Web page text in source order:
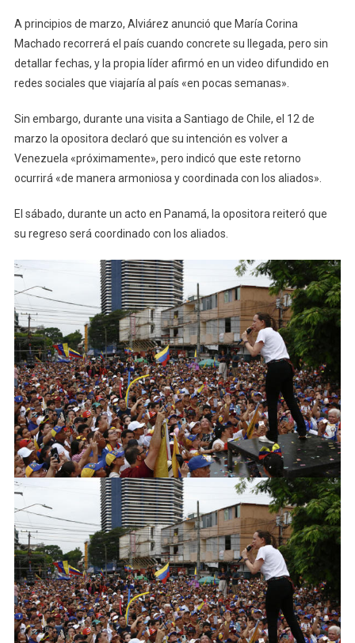
A principios de marzo, Alviárez anunció que María Corina
Machado recorrerá el país cuando concrete su llegada, pero sin
detallar fechas, y la propia líder afirmó en un video difundido en
redes sociales que viajaría al país «en pocas semanas».
Sin embargo, durante una visita a Santiago de Chile, el 12 de
marzo la opositora declaró que su intención es volver a
Venezuela «próximamente», pero indicó que este retorno
ocurrirá «de manera armoniosa y coordinada con los aliados».
El sábado, durante un acto en Panamá, la opositora reiteró que
su regreso será coordinado con los aliados.